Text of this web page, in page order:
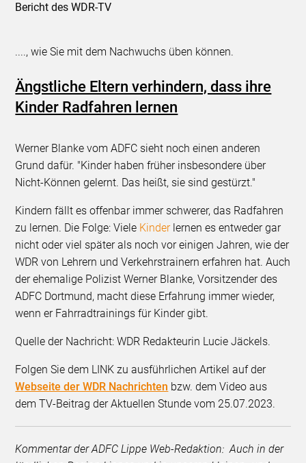
Bericht des WDR-TV
...., wie Sie mit dem Nachwuchs üben können.
Ängstliche Eltern verhindern, dass ihre
Kinder Radfahren lernen
Werner Blanke vom ADFC sieht noch einen anderen
Grund dafür. "Kinder haben früher insbesondere über
Nicht-Können gelernt. Das heißt, sie sind gestürzt."
Kindern fällt es offenbar immer schwerer, das Radfahren
zu lernen. Die Folge: Viele Kinderlernen es entweder gar
nicht oder viel später als noch vor einigen Jahren, wie der
WDR von Lehrern und Verkehrstrainern erfahren hat. Auch
der ehemalige Polizist Werner Blanke, Vorsitzender des
ADFC Dortmund, macht diese Erfahrung immer wieder,
wenn er Fahrradtrainings für Kinder gibt.
Quelle der Nachricht: WDR Redakteurin Lucie Jäckels.
Folgen Sie dem LINK zu ausführlichen Artikel auf der
Webseite der WDR Nachrichten bzw. dem Video aus
dem TV-Beitrag der Aktuellen Stunde vom 25.07.2023.
Kommentar der ADFC Lippe Web-Redaktion: Auch in der